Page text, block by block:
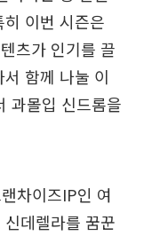
이번 시즌은
츠가 인기를 끌
함께 나눌 이
과몰입 신드롬을
차이즈IP인 여
데렐라를 꿈꾼